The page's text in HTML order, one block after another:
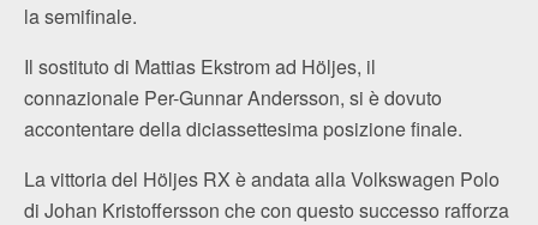
la semifinale.
Il sostituto di Mattias Ekstrom ad Höljes, il
connazionale Per-Gunnar Andersson, si è dovuto
accontentare della diciassettesima posizione finale.
La vittoria del Höljes RX è andata alla Volkswagen Polo
di Johan Kristoffersson che con questo successo rafforza